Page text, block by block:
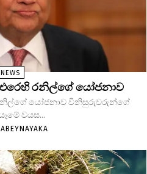
NEWS
එරෙහි රනිල්ගේ යෝජනාව
යෝජනාව විනිසුරුවරුන්ගේ
වයස...